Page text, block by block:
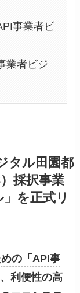
事業者ビ
業者ビジ
タル田園都
採択事業
を正式リ
の「API事
利便性の高